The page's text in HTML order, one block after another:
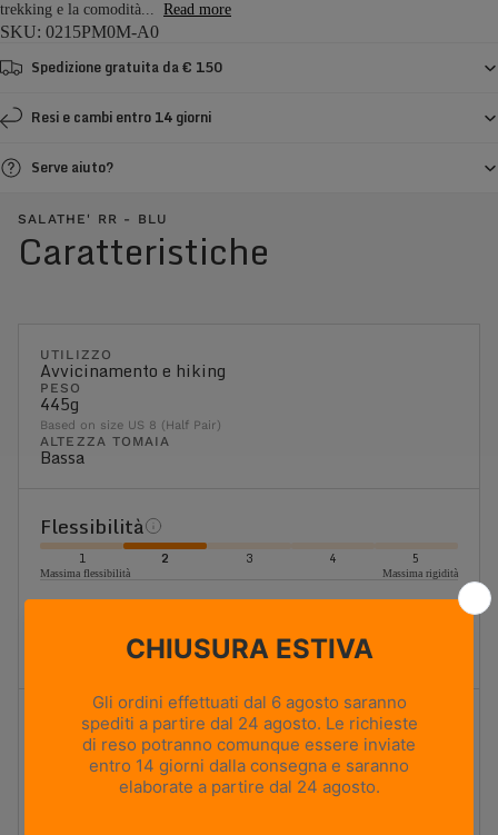
trekking e la comodità... Read more
SKU: 0215PM0M-A0
Spedizione gratuita da € 150
Resi e cambi entro 14 giorni
Serve aiuto?
SALATHE' RR - BLU
Caratteristiche
UTILIZZO
Avvicinamento e hiking
PESO
445g
Based on size US 8 (Half Pair)
ALTEZZA TOMAIA
Bassa
Flessibilità
1 2 3 4 5
Massima flessibilità Massima rigidità
Flessibile
con un buon sostegno, ideale per le escursioni in giornata.
Ammortizzazione
2 4
Ammortizzazione minima Ammortizzazione massima